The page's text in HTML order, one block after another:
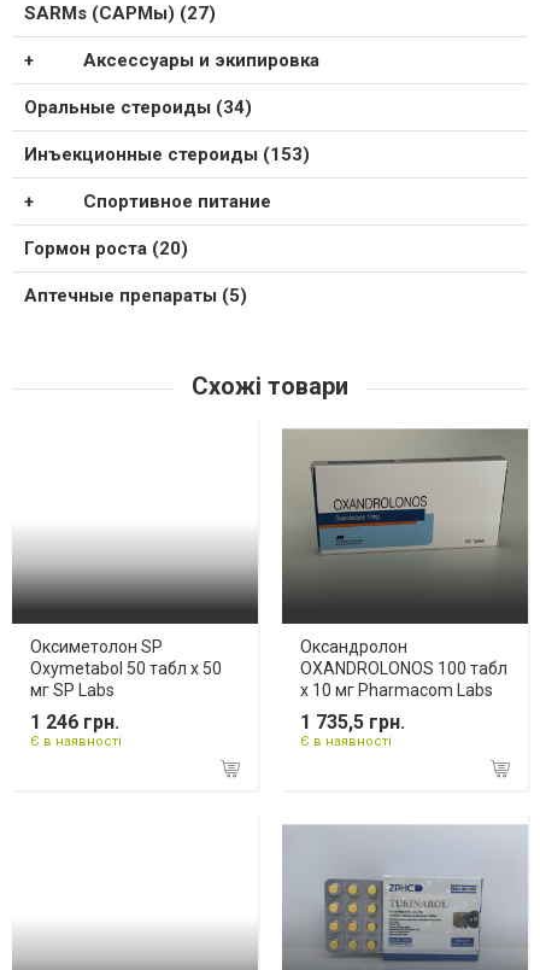
SARMs (САРМы) (27)
Аксессуары и экипировка
Оральные стероиды (34)
Инъекционные стероиды (153)
Спортивное питание
Гормон роста (20)
Аптечные препараты (5)
Схожі товари
Оксиметолон SP
Oxymetabol 50 табл х 50
мг SP Labs
1 246 грн.
Є в наявності
Оксандролон
OXANDROLONOS 100 табл
х 10 мг Pharmacom Labs
1 735,5 грн.
Є в наявності